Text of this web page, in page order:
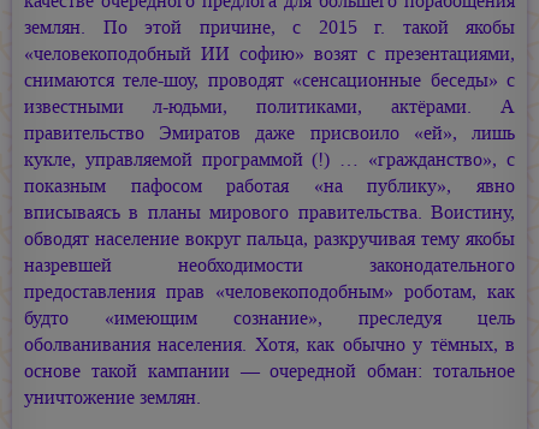
землян. По этой причине, с 2015 г. такой якобы
«человекоподобный ИИ софию» возят с презентациями,
снимаются теле-шоу, проводят «сенсационные беседы» с
известными л-юдьми, политиками, актёрами. А
правительство Эмиратов даже присвоило «ей», лишь
кукле, управляемой программой (!) … «гражданство», с
показным пафосом работая «на публику», явно
вписываясь в планы мирового правительства. Воистину,
обводят население вокруг пальца, разкручивая тему якобы
назревшей необходимости законодательного
предоставления прав «человекоподобным» роботам, как
будто «имеющим сознание», преследуя цель
оболванивания населения. Хотя, как обычно у тёмных, в
основе такой кампании — очередной обман: тотальное
уничтожение землян.